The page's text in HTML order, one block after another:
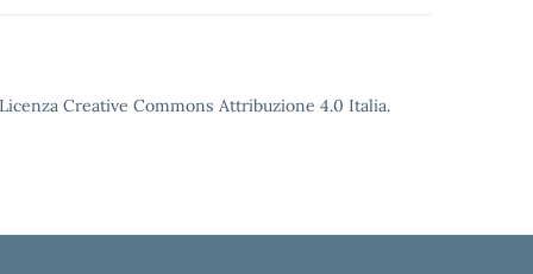
Creative Commons Attribuzione 4.0 Italia.